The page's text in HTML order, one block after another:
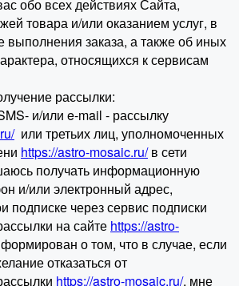
обо всех действиях Сайта,
товара и/или оказанием услуг, в
выполнения заказа, а также об иных
относящихся к сервисам
рассылки:
и/или e-mail - рассылку
или третьих лиц, уполномоченных
https://astro-mosaic.ru/в сети
получать информационную
и/или электронный адрес,
подписке через сервис подписки
на сайте https://astro-
о том, что в случае, если
отказаться от
https://astro-mosaic.ru/, мне